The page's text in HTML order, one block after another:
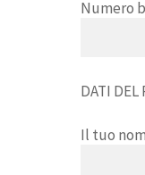
Numero
DATI DEL
Il tuo